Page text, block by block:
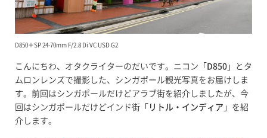
D850＋SP 24-70mm F/2.8 Di VC USD G2
こんにちわ、オタクライターのだいです。ニコン「 D850 」とタ
ムロンレンズで撮影した、シンガポール観光写真をお届けしま
す。前回はシンガポールだけどアラブ街を紹介しましたが、今
回はシンガポールだけどインド街「 リトル・インディア 」を紹
介します。